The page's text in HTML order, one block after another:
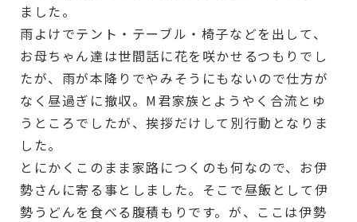
ました。
雨よけでテント・テーブル・椅子などを出して、
お母ちゃん達は世間話に花を咲かせるつもりでし
たが、雨が本降りでやみそうにもないので仕方が
なく昼過ぎに撤収。M君家族とようやく合流とゆ
うところでしたが、挨拶だけして別行動となりま
した。
とにかくこのまま家路につくのも何なので、お伊
勢さんに寄る事としました。そこで昼飯として伊
勢うどんを食べる腹積もりです。が、ここは伊勢